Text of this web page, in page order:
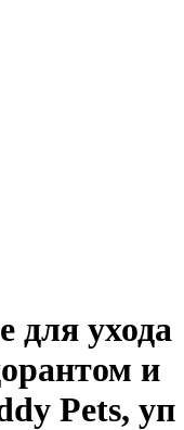
ухода
и
Pets, уп